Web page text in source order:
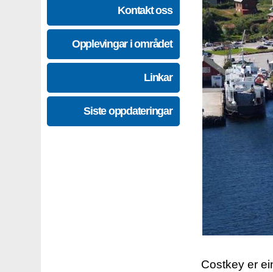
Kontakt oss
Opplevingar i området
Linkar
Siste oppdateringar
Costkey er